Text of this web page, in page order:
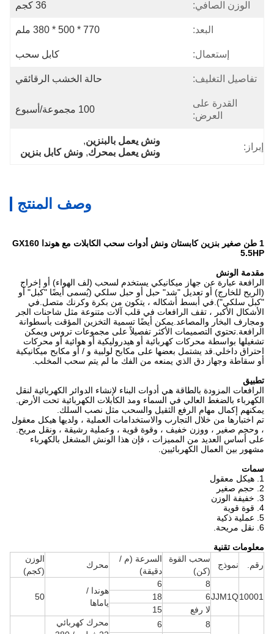
الوزن الصافي: 36 كجم
البعد: 770 * 500 * 380 ملم
إستعمال: كابل سحب
تفاصيل التغليف: حالة الخشب الرقائقي
القدرة على
العرض:
100 مجموعة/أسبوع
إبراز:
ونش يعمل بالبنزين,
ونش يعمل بمحرك, ونش كابل بنزين
وصف المنتج
1 طن صغير بنزين كابستان ونش أدوات سحب الكابلات مع هوندا GX160
5.5HP
مقدمة الونش
الرافعة عبارة عن جهاز ميكانيكي يستخدم لسحب (لف الهواء) أو إخراج
(الريح للخارج) أو تعديل "شد" حبل أو حبل سلكي (يُسمى أيضًا "كبل" أو
"كبل سلكي").في أبسط أشكاله ، يتكون من بكرة وكرنك متصل.في
الأشكال الأكبر ، تقف الرافعات في قلب آلات متنوعة مثل شاحنات الجر
ومجارف البخار والمصاعد.يمكن أيضًا تسمية التخزين المؤقت بأسطوانة
الرافعة.تحتوي التصميمات الأكثر تفصيلاً على مجموعات تروس ويمكن
تشغيلها بواسطة محركات كهربائية أو هيدروليكية أو هوائية أو محركات
احتراق داخلي.قد يشتمل بعضها على مكابح لولبية و / أو مكابح ميكانيكية
أو سقاطة وجهاز دق الذي يمنعه من الفك ما لم يتم سحب المخلب.
تطبيق
الرافعات المزودة بالطاقة هي أدوات البناء لإنشاء الدوائر الكهربائية لنقل
الكهرباء بالضغط العالي في السماء ومد الكابلات الكهربائية تحت الأرض.
يمكنهم إكمال مهام الرفع الثقيل والسحب مثل نصب السلك.
تم اختبارها من خلال التجارب والاستخدامات العملية ، ولديها هيكل معقول
، وحجم صغير ، ووزن خفيف ، وقوة قوية ، وعملية رشيقة ، ونقل مريح.
على أساس العديد من المميزات ، فإن هذا الونش المشغل بالكهرباء
مشهور بين العمال الكهربائيين.
سمات
4. قوة قوية
5. عملية ذكية
6. نقل مريحة.
معلومات تقنية
رقم.
نموذج
سحب القوة
(كن)
السرعة (م /
دقيقة)
محرك
الوزن
(كجم)
10001
JJM1Q
هوندا /
ياماها
50 6
18
لا رفع
15
محرك كهربائي